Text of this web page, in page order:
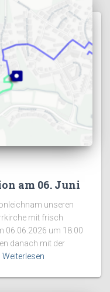
am 06. Juni
unseren
mit frisch
06.06.2026 um 18:00
danach mit der
Weiterlesen